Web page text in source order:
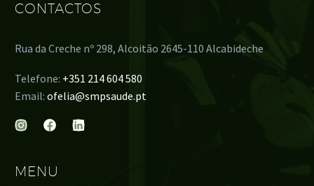
CONTACTOS
Rua da Creche nº 298, Alcoitão 2645-110 Alcabideche
Telefone: +351 214 604 580
Email: ofelia@smpsaude.pt
MENU